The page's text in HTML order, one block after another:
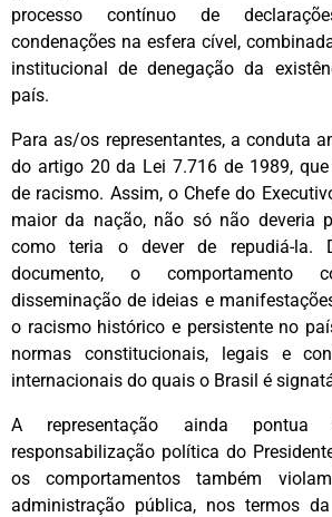
processo contínuo de
condenações na esfera cível,
institucional de denegação da
país.
Para as/os representantes, a conduta
do artigo 20 da Lei 7.716 de 1989,
de racismo. Assim, o Chefe do
maior da nação, não só não deveria
como teria o dever de repudiá-la.
documento, o comportamento
disseminação de ideias e
o racismo histórico e persistente no
normas constitucionais, legais e
internacionais do quais o Brasil é
A representação ainda
responsabilização política do
os comportamentos também
administração pública, nos termos